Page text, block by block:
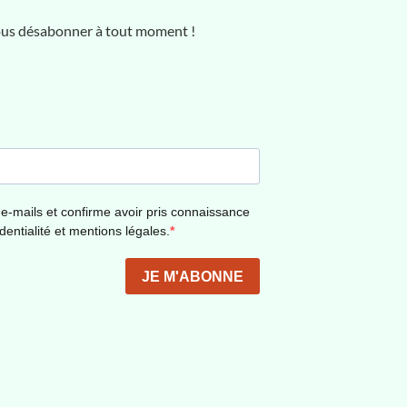
désabonner à tout moment !